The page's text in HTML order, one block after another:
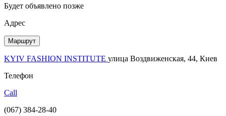
Будет объявлено позже
Адрес
Маршрут
KYIV FASHION INSTITUTE улица Воздвиженская, 44, Киев
Телефон
Call
(067) 384-28-40